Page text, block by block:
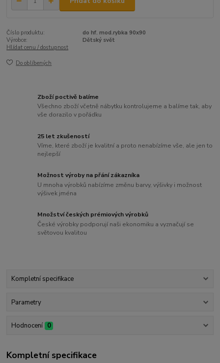
Číslo produktu:
do hf. mod.rybka 90x90
Výrobce:
Dětský svět
Hlídat cenu / dostupnost
Do oblíbených
Zboží poctivě balíme
Všechno zboží včetně nábytku kontrolujeme a balíme tak, aby
vše dorazilo v pořádku
25 let zkušeností
Víme, které zboží je kvalitní a proto nenabízíme vše, ale jen to
nejlepší
Možnost výroby na přání zákazníka
U mnoha výrobků nabízíme změnu barvy, výšivky i možnost
výšivek jména
Množství českých prémiových výrobků
České výrobky podporují naši ekonomiku a vyznačují se
světovou kvalitou
Kompletní specifikace
Parametry
Hodnocení 0
Kompletní specifikace